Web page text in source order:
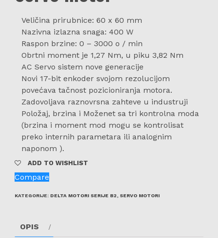
Veličina prirubnice: 60 x 60 mm
Nazivna izlazna snaga: 400 W
Raspon brzine: 0 – 3000 o / min
Obrtni moment je 1,27 Nm, u piku 3,82 Nm
AC Servo sistem nove generacije
Novi 17-bit enkoder svojom rezolucijom
povećava tačnost pozicioniranja motora.
Zadovoljava raznovrsna zahteve u industruji
Položaj, brzina i Moženet sa tri kontrolna moda
(brzina i moment mod mogu se kontrolisat
preko internih parametara ili analognim
naponom ).
ADD TO WISHLIST
Compare
KATEGORIJE: DELTA MOTORI SERIJE B2 SERVO MOTORI
OPIS